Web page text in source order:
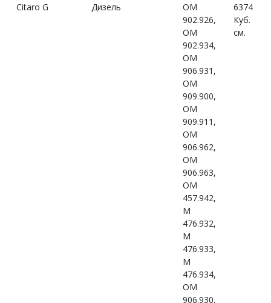
Citaro G Дизель
OM
902.926,
OM
902.934,
OM
906.931,
OM
909.900,
OM
909.911,
OM
906.962,
OM
906.963,
OM
457.942,
M
476.932,
M
476.933,
M
476.934,
OM
906.930,
6374
Куб.
см.